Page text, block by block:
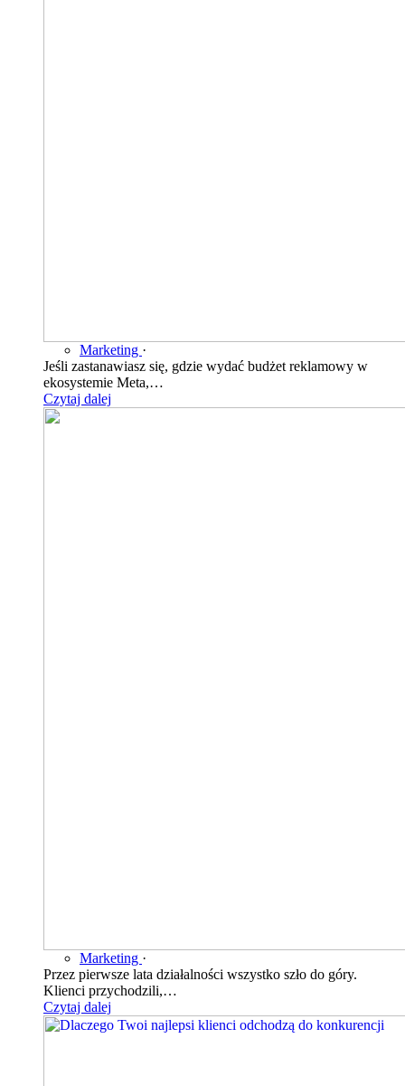
Marketing ·
Jeśli zastanawiasz się, gdzie wydać budżet reklamowy w
ekosystemie Meta,…
Czytaj dalej
Marketing ·
Przez pierwsze lata działalności wszystko szło do góry.
Klienci przychodzili,…
Czytaj dalej